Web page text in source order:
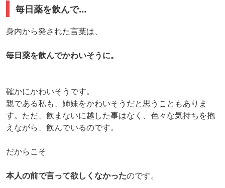
毎日薬を飲んで…
身内から発された言葉は、
毎日薬を飲んでかわいそうに。
確かにかわいそうです。
親である私も、姉妹をかわいそうだと思うこともありま
す。ただ、飲まないに越した事はなく、色々な気持ちを抱
えながら、飲んでいるのです。
だからこそ
本人の前で言って欲しくなかったのです。